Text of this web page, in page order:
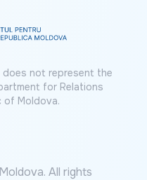
not represent the
for Relations
of Moldova.
All rights